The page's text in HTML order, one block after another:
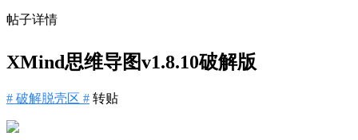
帖子详情
XMind思维导图v1.8.10破解版
# 破解脱壳区 # 转贴